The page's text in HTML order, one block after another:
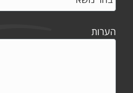
הערות